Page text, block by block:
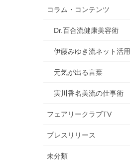
コラム・コンテンツ
Dr.百合流健康美容術
伊藤みゆき流ネット活用
元気が出る言葉
実川香名美流の仕事術
フェアリークラブTV
プレスリリース
未分類